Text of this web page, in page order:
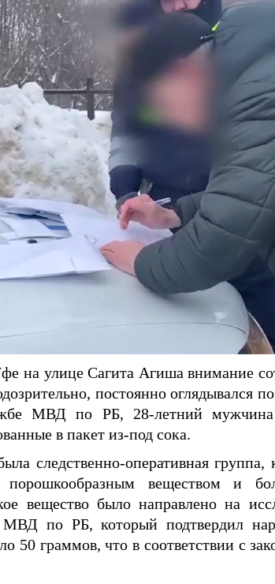
на улице Сагита Агиша внимание
постоянно оглядывался
МВД по РБ, 28-летний мужчина
в пакет из-под сока.
следственно-оперативная группа,
порошкообразным веществом и
вещество было направлено на
по РБ, который подтвердил
50 граммов, что в соответствии с